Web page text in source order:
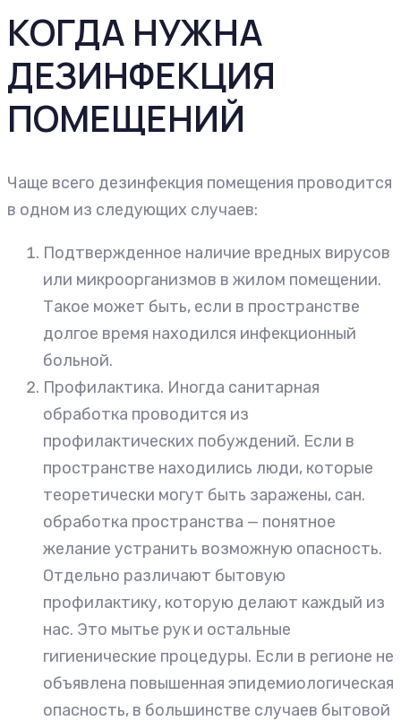
КОГДА НУЖНА
ДЕЗИНФЕКЦИЯ
ПОМЕЩЕНИЙ
Чаще всего дезинфекция помещения проводится
в одном из следующих случаев:
Подтвержденное наличие вредных вирусов
или микроорганизмов в жилом помещении.
Такое может быть, если в пространстве
долгое время находился инфекционный
больной.
Профилактика. Иногда санитарная
обработка проводится из
профилактических побуждений. Если в
пространстве находились люди, которые
теоретически могут быть заражены, сан.
обработка пространства — понятное
желание устранить возможную опасность.
Отдельно различают бытовую
профилактику, которую делают каждый из
нас. Это мытье рук и остальные
гигиенические процедуры. Если в регионе не
объявлена повышенная эпидемиологическая
опасность, в большинстве случаев бытовой